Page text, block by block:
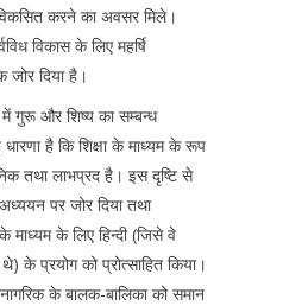
करने का अवसर मिले।
विकास के लिए महर्षि
जोर दिया है।
में गुरू और शिष्य का सम्बन्ध
है कि शिक्षा के माध्यम के रूप
तथा लाभप्रद है। इस दृष्टि से
पर जोर दिया तथा
के लिए हिन्दी (जिसे वे
के प्रयोग को प्रोत्साहित किया।
के बालक-बालिका को समान